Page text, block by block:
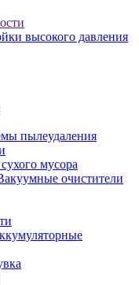
высокого давления
пылеудаления
мусора
очистители